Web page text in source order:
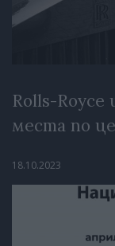
Rolls-
места по
18.10.2023